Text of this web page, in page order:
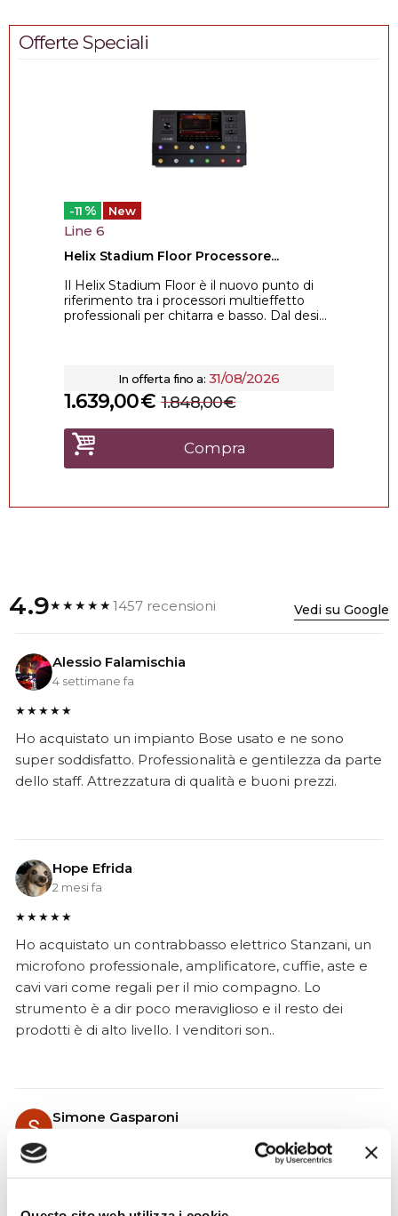
Offerte Speciali
-11 % New
Line 6
Helix Stadium Floor Processore...
Il Helix Stadium Floor è il nuovo punto di
riferimento tra i processori multieffetto
professionali per chitarra e basso. Dal desi...
In offerta fino a: 31/08/2026
€
1.639,00 €
1.848,00
Compra
4.9★★★★★1457 recensioni Vedi su Google
Alessio Falamischia
4 settimane fa
★★★★★
Ho acquistato un impianto Bose usato e ne sono
super soddisfatto. Professionalità e gentilezza da parte
dello staff. Attrezzatura di qualità e buoni prezzi.
Hope Efrida
2 mesi fa
★★★★★
Ho acquistato un contrabbasso elettrico Stanzani, un
microfono professionale, amplificatore, cuffie, aste e
cavi vari come regali per il mio compagno. Lo
strumento è a dir poco meraviglioso e il resto dei
prodotti è di alto livello. I venditori son..
Simone Gasparoni
★★★★★